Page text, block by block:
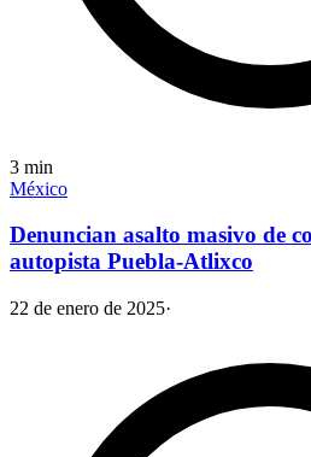
3 min
México
Denuncian asalto masivo de
autopista Puebla-Atlixco
22 de enero de 2025·